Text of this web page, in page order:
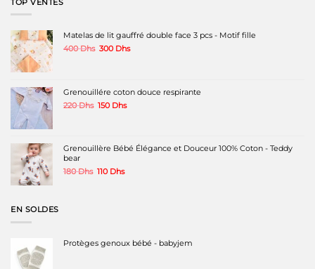
TOP VENTES
Matelas de lit gauffré double face 3 pcs - Motif fille
400Dhs Le
400 Dhs.
300 DhsLe
300 Dhs.
Grenouillére coton douce respirante
220Dhs Le
220 Dhs.
150 DhsLe
150 Dhs.
Grenouillère Bébé Élégance et Douceur 100% Coton - Teddy
bear
180Dhs Le
110 DhsLe
EN SOLDES
Protèges genoux bébé - babyjem